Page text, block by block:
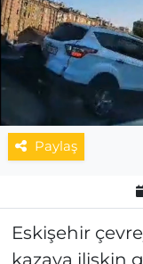
Paylaş
Eskişehir